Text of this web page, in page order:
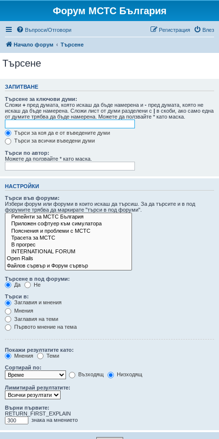
Форум МСТС България
Въпроси/Отговори Влез
Регистрация
Начало форум Търсене
Търсене
ЗАПИТВАНЕ
Търсене за ключови думи:
Сложи + пред думата, която искаш да бъде намерена и - пред думата, която не
искаш да бъде намерена. Сложи лист от думи разделени с | в скоби, ако само една
от думите трябва да бъде намерена. Можете да ползвайте * като маска.
Търси за коя да е от въведените думи
Търси за всички въведени думи
Търси по автор:
Можете да ползвайте * като маска.
НАСТРОЙКИ
Търси във форуми:
Избери форум или форуми в които искаш да търсиш. За да търсите и в под
форумите трябва да маркирате "търси в под форуми".
Търсене в под форуми:
Да
Не
Търси в:
Заглавия и мнения
Мнения
Заглавия на теми
Първото мнение на тема
Покажи резултатите като:
Мнения
Теми
Сортирай по:
Възходящ
Низходящ
Лимитирай резултатите:
Върни първите:
RETURN_FIRST_EXPLAIN
знака на мнението